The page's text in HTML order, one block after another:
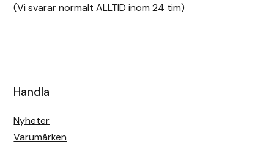
(Vi svarar normalt ALLTID inom 24 tim)
Handla
Nyheter
Varumärken